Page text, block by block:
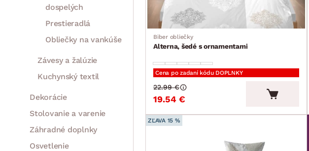
dospelých
Prestieradlá
Obliečky na vankúše
Závesy a žalúzie
Kuchynský textil
Dekorácie
Stolovanie a varenie
Záhradné doplnky
Osvetlenie
Biber obliečky
Alterna, šedé s ornamentami
Cena po zadaní kódu DOPLNKY
19.54 €
22.99 €
ZĽAVA 15 %